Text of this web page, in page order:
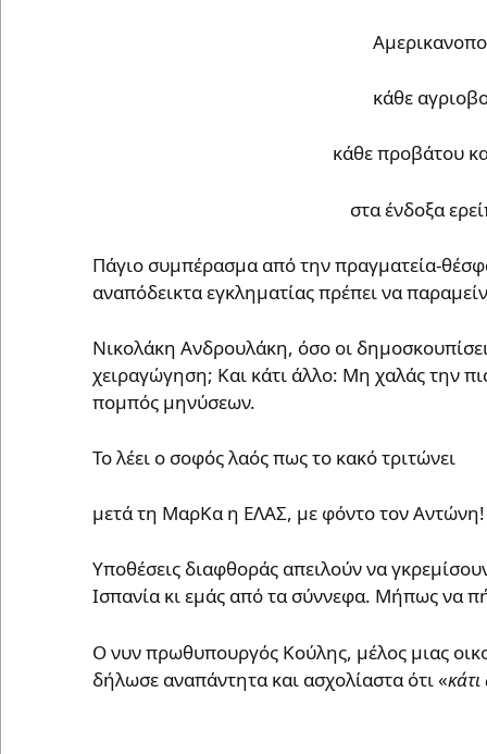
κάθε
κάθε προβάτου
στα ένδοξα
Πάγιο συμπέρασμα από την πραγματεία-
αναπόδεικτα εγκληματίας πρέπει να
Νικολάκη Ανδρουλάκη, όσο οι
χειραγώγηση; Και κάτι άλλο: Μη χαλάς την
πομπός μηνύσεων.
Το λέει ο σοφός λαός πως το κακό τριτώνει
μετά τη ΜαρΚα η ΕΛΑΣ, με φόντο τον Αντώνη!
Υποθέσεις διαφθοράς απειλούν να
Ισπανία κι εμάς από τα σύννεφα. Μήπως να
Ο νυν πρωθυπουργός Κούλης, μέλος μιας
δήλωσε αναπάντητα και ασχολίαστα ότι «